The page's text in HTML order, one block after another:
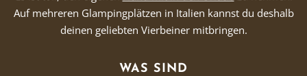
Auf mehreren Glampingplätzen in Italien kannst du deshalb
deinen geliebten Vierbeiner mitbringen.
WAS SIND